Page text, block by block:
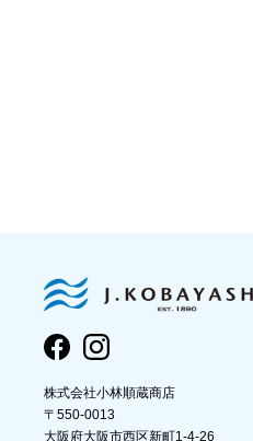
株式会社小林順蔵商店
〒550-0013
大阪府大阪市西区新町1-4-26